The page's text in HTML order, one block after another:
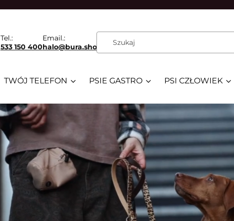
Tel.:
533 150 400
Email.:
halo@bura.shop
TWÓJ TELEFON PSIE GASTRO PSI CZŁOWIEK